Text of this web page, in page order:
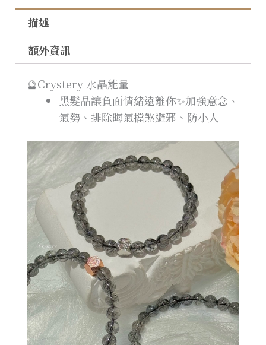
描述
額外資訊
🔮Crystery 水晶能量
黑髮晶讓負面情緒遠離你✨加強意念、
氣勢、排除晦氣擋煞避邪、防小人